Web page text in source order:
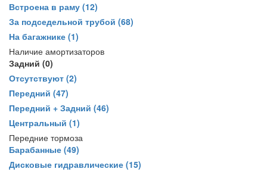
Встроена в раму (12)
За подседельной трубой (68)
На багажнике (1)
Наличие амортизаторов
Задний (0)
Отсутствуют (2)
Передний (47)
Передний + Задний (46)
Центральный (1)
Передние тормоза
Барабанные (49)
Дисковые гидравлические (15)